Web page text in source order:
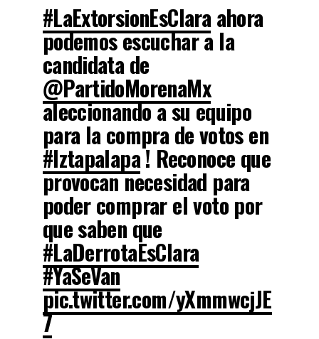
#LaExtorsionEsClara ahora
podemos escuchar a la
candidata de
@PartidoMorenaMx
aleccionando a su equipo
para la compra de votos en
#Iztapalapa! Reconoce que
provocan necesidad para
poder comprar el voto por
que saben que
#LaDerrotaEsClara
#YaSeVan
pic.twitter.com/yXmmwcjJE
7